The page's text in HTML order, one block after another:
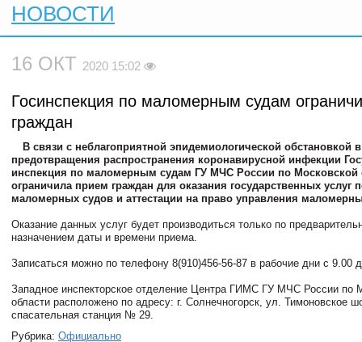
НОВОСТИ
16 ОКТ 2020 15:02
Госинспекция по маломерным судам
граждан
В связи с неблагоприятной эпидемиологической обстановкой
предотвращения распространения коронавирусной инфекции
инспекция по маломерным судам ГУ МЧС России по Московской
ограничила прием граждан для оказания государственных услуг
маломерных судов и аттестации на право управления
Оказание данных услуг будет производиться только по
назначением даты и времени приема.
Записаться можно по телефону 8(910)456-56-87 в рабочие дни с 9.00
Западное инспекторское отделение Центра ГИМС ГУ МЧС России по
области расположено по адресу: г. Солнечногорск, ул. Тимоновское
спасательная станция № 29.
Рубрика: Официально